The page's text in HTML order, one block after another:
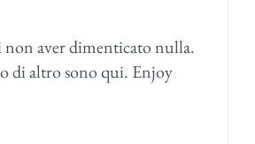
non aver dimenticato nulla.
di altro sono qui. Enjoy